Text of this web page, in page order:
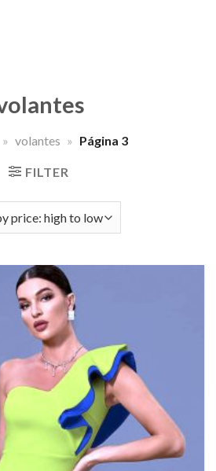
» volantes » Página 3
FILTER